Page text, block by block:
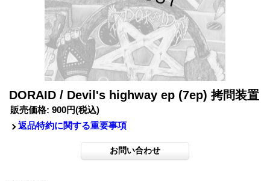
DORAID / Devil's highway ep (7ep) 拷問装置
販売価格: 900円(税込)
返品特約に関する重要事項